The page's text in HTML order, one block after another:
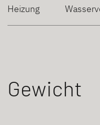
Heizung
Gewicht